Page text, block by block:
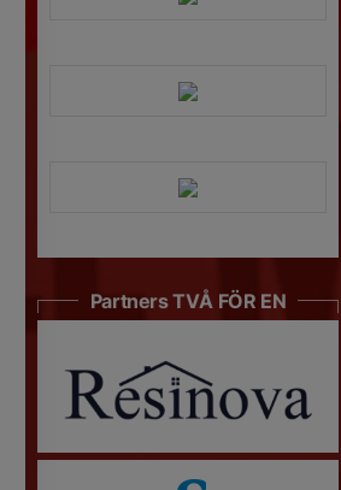
Partners TVÅ FÖR EN